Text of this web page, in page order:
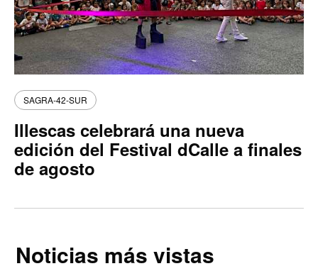
SAGRA-42-SUR
Illescas celebrará una nueva
edición del Festival dCalle a finales
de agosto
Noticias más vistas